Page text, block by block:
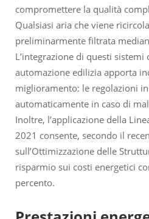
compromettere la qualità
Qualsiasi aria che viene
preliminarmente filtrata
L’integrazione di questi sistemi
automazione edilizia apporta
miglioramento: le regolazioni
automaticamente in caso di
Inoltre, l’applicazione della
2021 consente, secondo il
sull’Ottimizzazione delle
risparmio sui costi energetici
percento.